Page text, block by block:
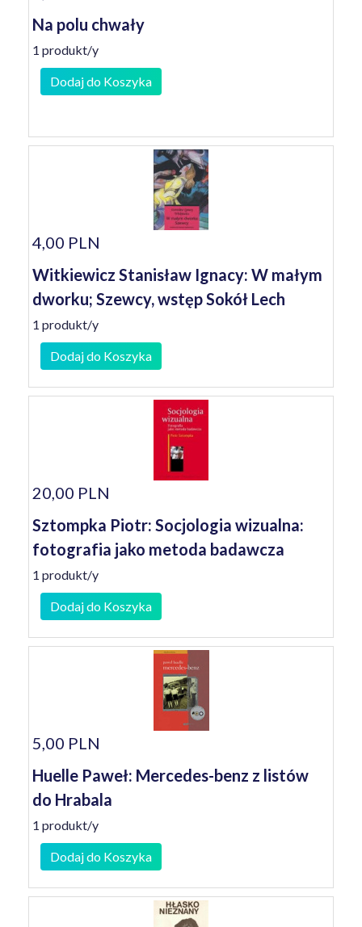
Na polu chwały
1 produkt/y
Dodaj do Koszyka
4,00 PLN
Witkiewicz Stanisław Ignacy: W małym
dworku; Szewcy, wstęp Sokół Lech
1 produkt/y
Dodaj do Koszyka
20,00 PLN
Sztompka Piotr: Socjologia wizualna:
fotografia jako metoda badawcza
1 produkt/y
Dodaj do Koszyka
5,00 PLN
Huelle Paweł: Mercedes-benz z listów
do Hrabala
1 produkt/y
Dodaj do Koszyka